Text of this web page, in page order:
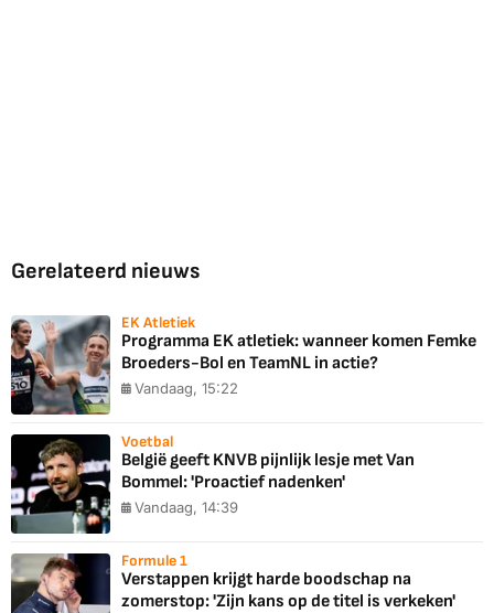
Gerelateerd nieuws
EK Atletiek
Programma EK atletiek: wanneer komen Femke
Broeders-Bol en TeamNL in actie?
Vandaag, 15:22
Voetbal
België geeft KNVB pijnlijk lesje met Van
Bommel: 'Proactief nadenken'
Vandaag, 14:39
Formule 1
Verstappen krijgt harde boodschap na
zomerstop: 'Zijn kans op de titel is verkeken'